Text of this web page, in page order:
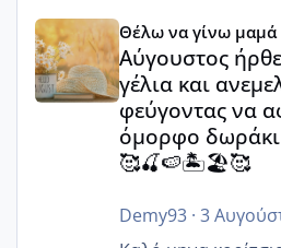
Αύγουστος ήρθε ξανά
Θέλω να γίνω μαμά
Αύγουστος
γέλια και
φεύγοντας να
όμορφο δωράκι
🥰🍒🍉🏝️🏖️🥰
Demy93· 3